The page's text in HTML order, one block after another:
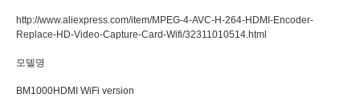
http://www.aliexpress.com/item/MPEG-4-AVC-H-264-HDMI-Encoder-
Replace-HD-Video-Capture-Card-Wifi/32311010514.html
모델명
BM1000HDMI WiFi version